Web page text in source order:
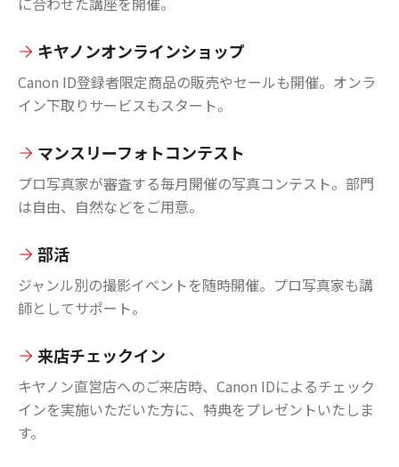
キヤノンオンラインショップ
Canon ID登録者限定商品の販売やセールも開催。オンラ
イン下取りサービスもスタート。
マンスリーフォトコンテスト
プロ写真家が審査する毎月開催の写真コンテスト。部門
は自由、自然などをご用意。
部活
ジャンル別の撮影イベントを随時開催。プロ写真家も講
師としてサポート。
来店チェックイン
キヤノン直営店へのご来店時、Canon IDによるチェック
インを実施いただいた方に、特典をプレゼントいたしま
す。